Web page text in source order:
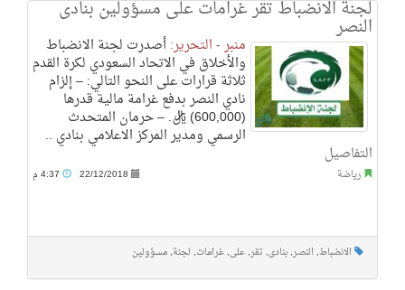
لجنة الانضباط تقر غرامات على مسؤولين بنادى
النصر
منبر - التحرير:أصدرت لجنة الانضباط
والأخلاق في الاتحاد السعودي لكرة القدم
ثلاثة قرارات على النحو التالي: – إلزام
نادي النصر بدفع غرامة مالية قدرها
(600,000) ريال. – حرمان المتحدث
الرسمي ومدير المركز الاعلامي بنادي ..
التفاصيل
رياضة 22/12/2018
الانضباط, النصر, بنادى, تقر, على, غرامات, لجنة, مسؤولين